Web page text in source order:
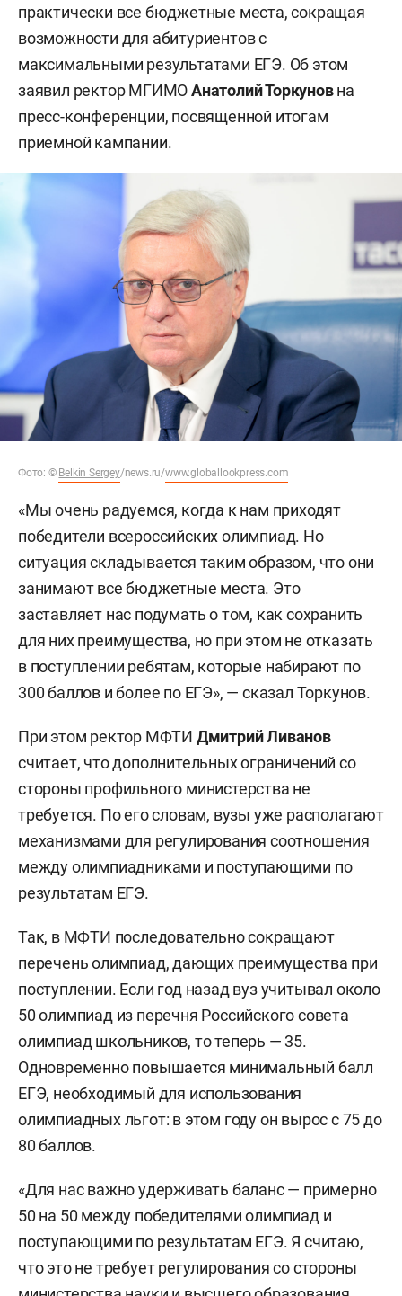
практически все бюджетные места, сокращая
возможности для абитуриентов с
максимальными результатами ЕГЭ. Об этом
заявил ректор МГИМОАнатолий Торкуновна
пресс-конференции, посвященной итогам
приемной кампании.
Фото: © Belkin Sergey/news.ru/www.globallookpress.com
«Мы очень радуемся, когда к нам приходят
победители всероссийских олимпиад. Но
ситуация складывается таким образом, что они
занимают все бюджетные места. Это
заставляет нас подумать о том, как сохранить
для них преимущества, но при этом не отказать
в поступлении ребятам, которые набирают по
300 баллов и более по ЕГЭ», — сказал Торкунов.
При этом ректор МФТИ Дмитрий Ливанов
считает, что дополнительных ограничений со
стороны профильного министерства не
требуется. По его словам, вузы уже располагают
механизмами для регулирования соотношения
между олимпиадниками и поступающими по
результатам ЕГЭ.
Так, в МФТИ последовательно сокращают
перечень олимпиад, дающих преимущества при
поступлении. Если год назад вуз учитывал около
50 олимпиад из перечня Российского совета
олимпиад школьников, то теперь — 35.
Одновременно повышается минимальный балл
ЕГЭ, необходимый для использования
олимпиадных льгот: в этом году он вырос с 75 до
80 баллов.
«Для нас важно удерживать баланс — примерно
50 на 50 между победителями олимпиад и
поступающими по результатам ЕГЭ. Я считаю,
что это не требует регулирования со стороны